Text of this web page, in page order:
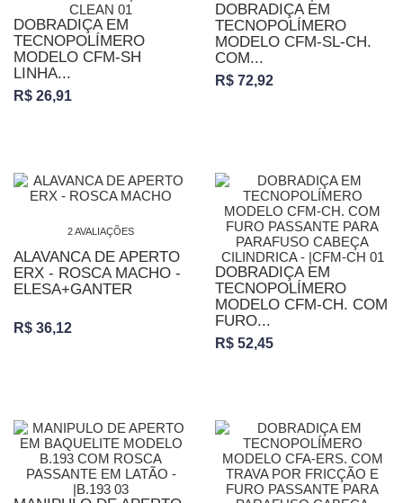
DOBRADIÇA EM
TECNOPOLÍMERO
MODELO CFM-SH
LINHA...
R$ 26,91
DOBRADIÇA EM
TECNOPOLÍMERO
MODELO CFM-SL-CH.
COM...
R$ 72,92
2 AVALIAÇÕES
ALAVANCA DE APERTO
ERX - ROSCA MACHO -
ELESA+GANTER
R$ 36,12
DOBRADIÇA EM
TECNOPOLÍMERO
MODELO CFM-CH. COM
FURO...
R$ 52,45